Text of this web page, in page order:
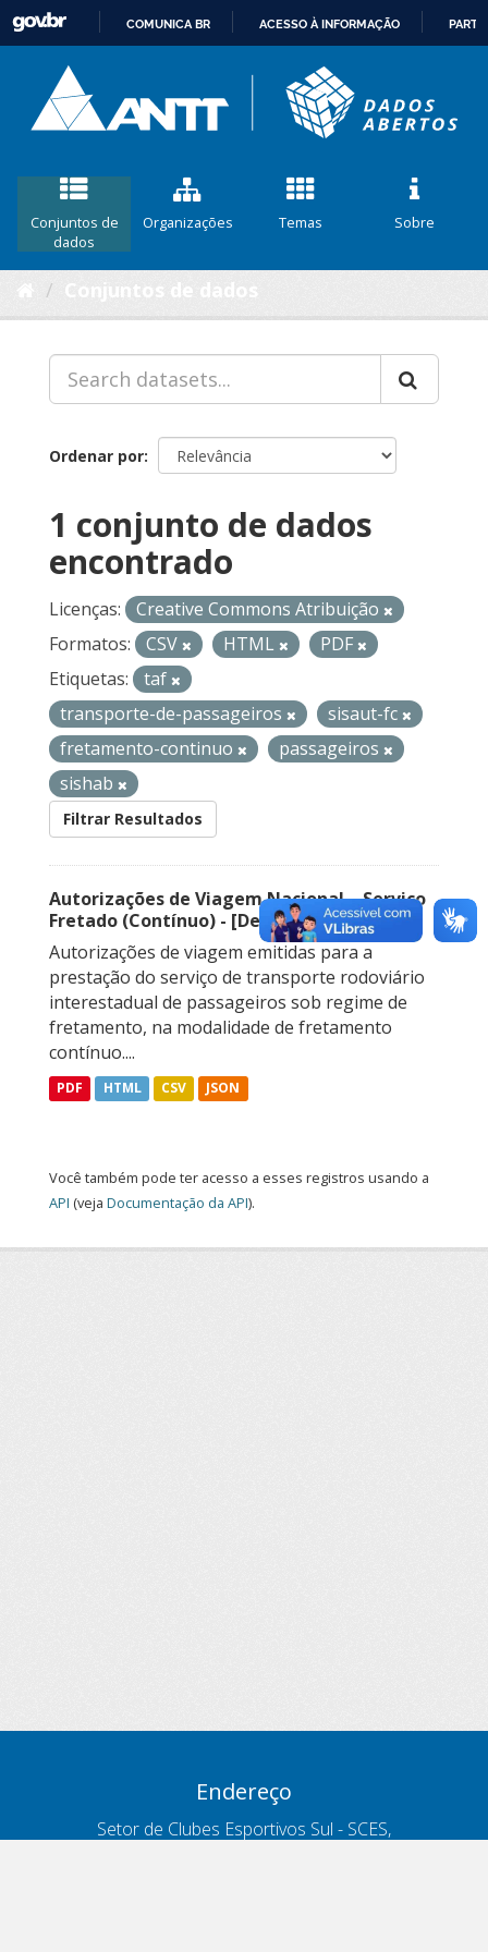
CONTEÚDO
COMUNICA BR ACESSO À INFORMAÇÃO
Conjuntos de
dados
Organizações Temas Sobre
Ordenar por
1 conjunto de dados
encontrado
Licenças:
Creative Commons Atribuição
Formatos:
CSV HTML
PDF
Etiquetas:
taf
transporte-de-passageiros
sisaut-fc
fretamento-continuo
passageiros
sishab
Filtrar Resultados
Autorizações de Viagem Nacional – Serviço
Fretado (Contínuo) - [Descontinuado]
Autorizações de viagem emitidas para a
prestação do serviço de transporte rodoviário
interestadual de passageiros sob regime de
fretamento, na modalidade de fretamento
contínuo....
PDF HTML CSV JSON
Você também pode ter acesso a esses registros usando a
API (veja Documentação da API).
Endereço
Setor de Clubes Esportivos Sul - SCES,